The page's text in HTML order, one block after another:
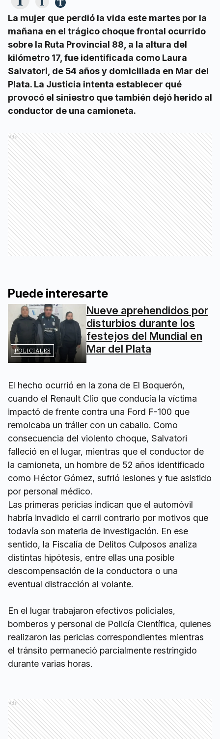
La mujer que perdió la vida este martes por la
mañana en el trágico choque frontal ocurrido
sobre la Ruta Provincial 88, a la altura del
kilómetro 17, fue identificada como Laura
Salvatori, de 54 años y domiciliada en Mar del
Plata. La Justicia intenta establecer qué
provocó el siniestro que también dejó herido al
conductor de una camioneta.
Ads
Puede interesarte
POLICIALES
Nueve aprehendidos por
disturbios durante los
festejos del Mundial en
Mar del Plata
El hecho ocurrió en la zona de El Boquerón,
cuando el Renault Clío que conducía la víctima
impactó de frente contra una Ford F-100 que
remolcaba un tráiler con un caballo. Como
consecuencia del violento choque, Salvatori
falleció en el lugar, mientras que el conductor de
la camioneta, un hombre de 52 años identificado
como Héctor Gómez, sufrió lesiones y fue asistido
por personal médico.
Las primeras pericias indican que el automóvil
habría invadido el carril contrario por motivos que
todavía son materia de investigación. En ese
sentido, la Fiscalía de Delitos Culposos analiza
distintas hipótesis, entre ellas una posible
descompensación de la conductora o una
eventual distracción al volante.
En el lugar trabajaron efectivos policiales,
bomberos y personal de Policía Científica, quienes
realizaron las pericias correspondientes mientras
el tránsito permaneció parcialmente restringido
durante varias horas.
Ads